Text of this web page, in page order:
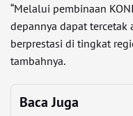
“Melalui pembinaan
depannya dapat
berprestasi di tingkat
tambahnya.
Baca Juga